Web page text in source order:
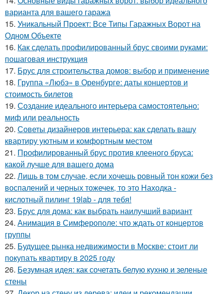
варианта для вашего гаража
15. Уникальный Проект: Все Типы Гаражных Ворот на
Одном Объекте
16. Как сделать профилированный брус своими руками:
пошаговая инструкция
17. Брус для строительства домов: выбор и применение
18. Группа «Любэ» в Оренбурге: даты концертов и
стоимость билетов
19. Создание идеального интерьера самостоятельно:
миф или реальность
20. Советы дизайнеров интерьера: как сделать вашу
квартиру уютным и комфортным местом
21. Профилированный брус против клееного бруса:
какой лучше для вашего дома
22. Лишь в том случае, если хочешь ровный тон кожи без
воспалений и черных тожечек, то это Находка -
кислотный пилинг 19lab - для тебя!
23. Брус для дома: как выбрать наилучший вариант
24. Анимация в Симферополе: что ждать от концертов
группы
25. Будущее рынка недвижимости в Москве: стоит ли
покупать квартиру в 2025 году
26. Безумная идея: как сочетать белую кухню и зеленые
стены